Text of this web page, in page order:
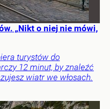
„Nikt o niej nie mówi,
turystów do
12 minut, by znaleźć
wiatr we włosach.